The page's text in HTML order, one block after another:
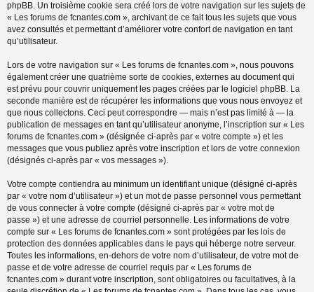
phpBB. Un troisième cookie sera créé lors de votre navigation sur les sujets de
« Les forums de fcnantes.com », archivant de ce fait tous les sujets que vous
avez consultés et permettant d’améliorer votre confort de navigation en tant
qu’utilisateur.
Lors de votre navigation sur « Les forums de fcnantes.com », nous pouvons
également créer une quatrième sorte de cookies, externes au document qui
est prévu pour couvrir uniquement les pages créées par le logiciel phpBB. La
seconde manière est de récupérer les informations que vous nous envoyez et
que nous collectons. Ceci peut correspondre — mais n’est pas limité à — la
publication de messages en tant qu’utilisateur anonyme, l’inscription sur « Les
forums de fcnantes.com » (désignée ci-après par « votre compte ») et les
messages que vous publiez après votre inscription et lors de votre connexion
(désignés ci-après par « vos messages »).
Votre compte contiendra au minimum un identifiant unique (désigné ci-après
par « votre nom d’utilisateur ») et un mot de passe personnel vous permettant
de vous connecter à votre compte (désigné ci-après par « votre mot de
passe ») et une adresse de courriel personnelle. Les informations de votre
compte sur « Les forums de fcnantes.com » sont protégées par les lois de
protection des données applicables dans le pays qui héberge notre serveur.
Toutes les informations, en-dehors de votre nom d’utilisateur, de votre mot de
passe et de votre adresse de courriel requis par « Les forums de
fcnantes.com » durant votre inscription, sont obligatoires ou facultatives, à la